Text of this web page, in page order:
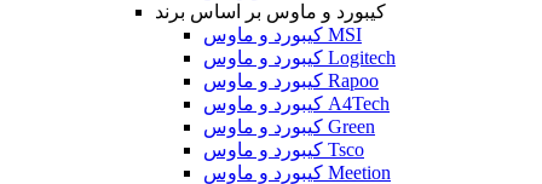
کیبورد و ماوس بر اساس برند
کیبورد و ماوس MSI
کیبورد و ماوس Logitech
کیبورد و ماوس Rapoo
کیبورد و ماوس A4Tech
کیبورد و ماوس Green
کیبورد و ماوس Tsco
کیبورد و ماوس Meetion